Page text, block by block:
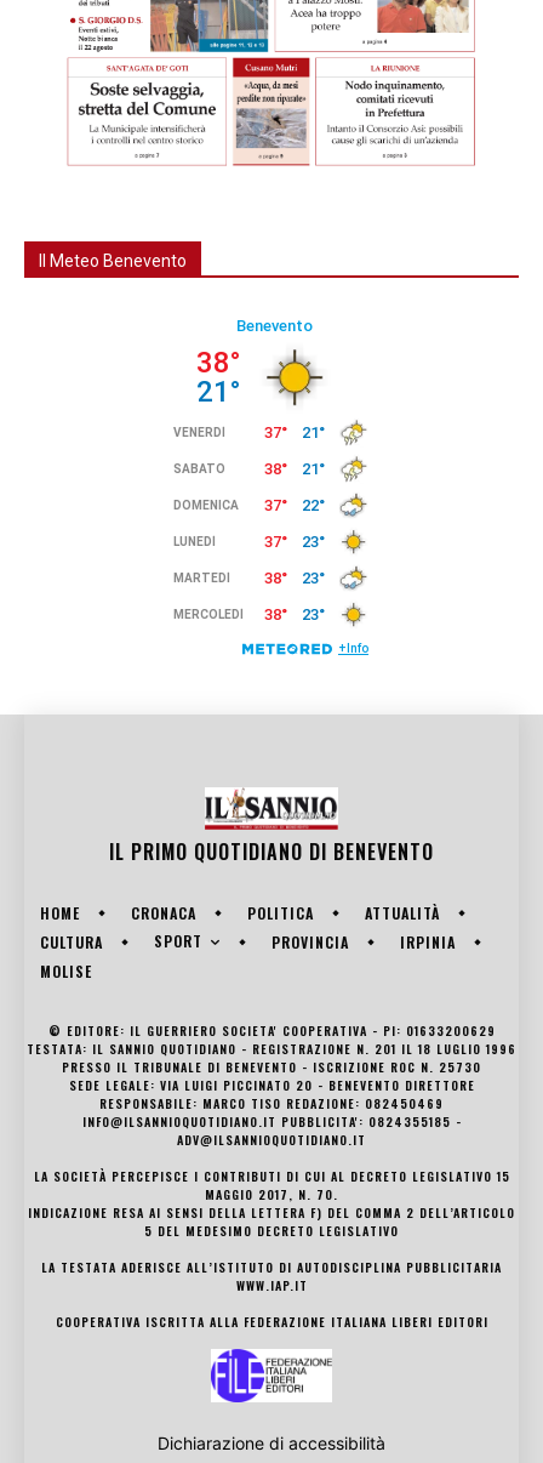
Il Meteo Benevento
IL PRIMO QUOTIDIANO DI BENEVENTO
HOME CRONACA POLITICA
ATTUALITÀ
CULTURA
SPORT PROVINCIA
IRPINIA
MOLISE
© EDITORE: IL GUERRIERO SOCIETA' COOPERATIVA - PI: 01633200629
TESTATA: IL SANNIO QUOTIDIANO - REGISTRAZIONE N. 201 IL 18 LUGLIO 1996
PRESSO IL TRIBUNALE DI BENEVENTO - ISCRIZIONE ROC N. 25730
SEDE LEGALE: VIA LUIGI PICCINATO 20 - BENEVENTO DIRETTORE
RESPONSABILE: MARCO TISO REDAZIONE: 082450469
INFO@ILSANNIOQUOTIDIANO.IT PUBBLICITA': 0824355185 -
ADV@ILSANNIOQUOTIDIANO.IT
LA SOCIETÀ PERCEPISCE I CONTRIBUTI DI CUI AL DECRETO LEGISLATIVO 15
MAGGIO 2017, N. 70.
INDICAZIONE RESA AI SENSI DELLA LETTERA F) DEL COMMA 2 DELL’ARTICOLO
5 DEL MEDESIMO DECRETO LEGISLATIVO
LA TESTATA ADERISCE ALL’ISTITUTO DI AUTODISCIPLINA PUBBLICITARIA
WWW.IAP.IT
COOPERATIVA ISCRITTA ALLA FEDERAZIONE ITALIANA LIBERI EDITORI
Dichiarazione di accessibilità